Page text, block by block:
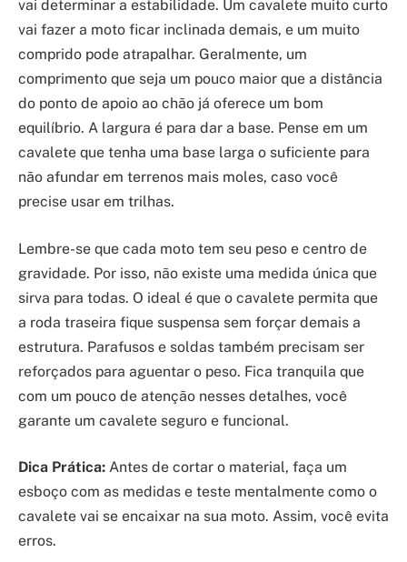
vai determinar a estabilidade. Um cavalete muito curto
vai fazer a moto ficar inclinada demais, e um muito
comprido pode atrapalhar. Geralmente, um
comprimento que seja um pouco maior que a distância
do ponto de apoio ao chão já oferece um bom
equilíbrio. A largura é para dar a base. Pense em um
cavalete que tenha uma base larga o suficiente para
não afundar em terrenos mais moles, caso você
precise usar em trilhas.
Lembre-se que cada moto tem seu peso e centro de
gravidade. Por isso, não existe uma medida única que
sirva para todas. O ideal é que o cavalete permita que
a roda traseira fique suspensa sem forçar demais a
estrutura. Parafusos e soldas também precisam ser
reforçados para aguentar o peso. Fica tranquila que
com um pouco de atenção nesses detalhes, você
garante um cavalete seguro e funcional.
Dica Prática: Antes de cortar o material, faça um
esboço com as medidas e teste mentalmente como o
cavalete vai se encaixar na sua moto. Assim, você evita
erros.